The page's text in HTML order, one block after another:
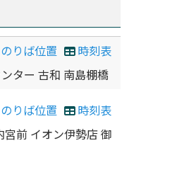
りば位置 時刻表
ター 古和 南島棚橋
りば位置 時刻表
宮前 イオン伊勢店 御